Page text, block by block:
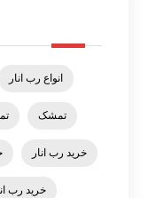
انواع رب انار
تمشک
خرید رب انار
خرید رب